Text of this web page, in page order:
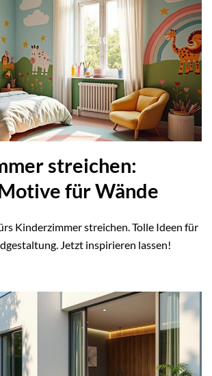
streichen:
für Wände
Kinderzimmer streichen. Tolle Ideen für
Jetzt inspirieren lassen!